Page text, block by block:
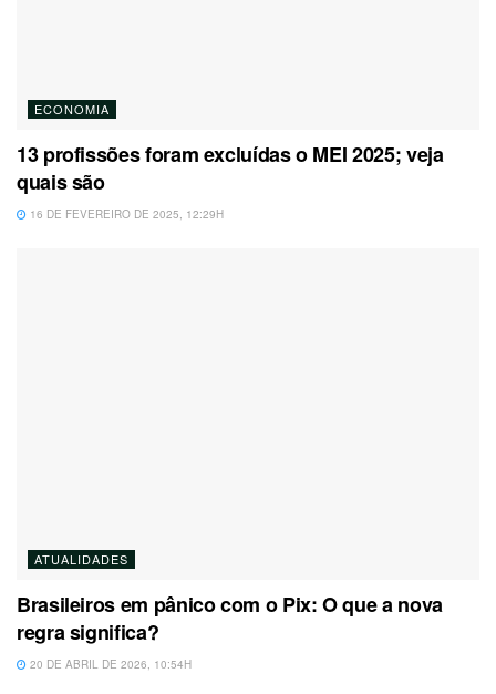
ECONOMIA
13 profissões foram excluídas o MEI 2025; veja
quais são
16 DE FEVEREIRO DE 2025, 12:29H
ATUALIDADES
Brasileiros em pânico com o Pix: O que a nova
regra significa?
20 DE ABRIL DE 2026, 10:54H